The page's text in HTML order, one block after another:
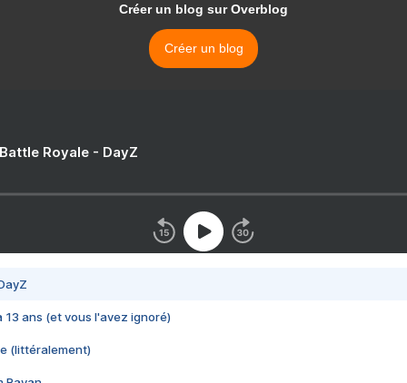
Créer un blog sur Overblog
Créer un blog
Royale - DayZ
13 ans (et vous l'avez ignoré)
(littéralement)